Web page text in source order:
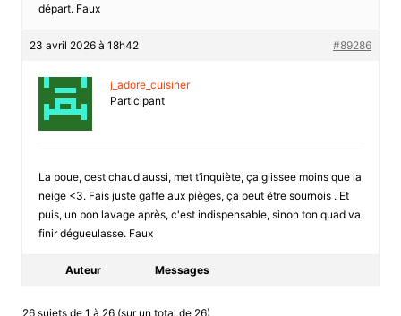
départ. Faux
23 avril 2026 à 18h42 #89286
j_adore_cuisiner
Participant
La boue, cest chaud aussi, met t’inquiète, ça glissee moins que la
neige <3. Fais juste gaffe aux pièges, ça peut être sournois . Et
puis, un bon lavage après, c'est indispensable, sinon ton quad va
finir dégueulasse. Faux
Auteur Messages
26 sujets de 1 à 26 (sur un total de 26)